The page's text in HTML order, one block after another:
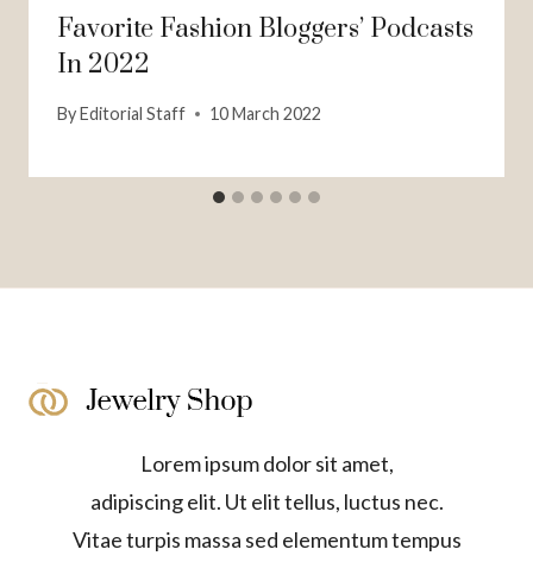
Favorite Fashion Bloggers’ Podcasts
In 2022
ByEditorial Staff 10 March 2022
Lorem ipsum dolor sit amet,
adipiscing elit. Ut elit tellus, luctus nec.
Vitae turpis massa sed elementum tempus